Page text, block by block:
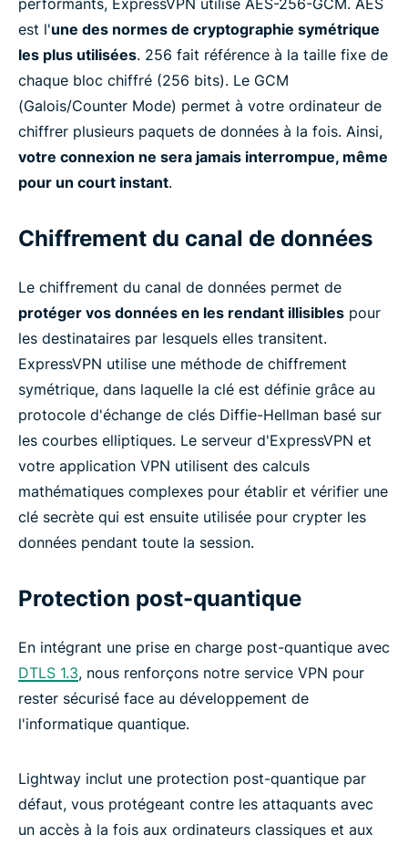
performants, ExpressVPN utilise AES-256-GCM. AES
est l'une des normes de cryptographie symétrique
les plus utilisées. 256 fait référence à la taille fixe de
chaque bloc chiffré (256 bits). Le GCM
(Galois/Counter Mode) permet à votre ordinateur de
chiffrer plusieurs paquets de données à la fois. Ainsi,
votre connexion ne sera jamais interrompue, même
pour un court instant.
Chiffrement du canal de données
Le chiffrement du canal de données permet de
protéger vos données en les rendant illisibles pour
les destinataires par lesquels elles transitent.
ExpressVPN utilise une méthode de chiffrement
symétrique, dans laquelle la clé est définie grâce au
protocole d'échange de clés Diffie-Hellman basé sur
les courbes elliptiques. Le serveur d'ExpressVPN et
votre application VPN utilisent des calculs
mathématiques complexes pour établir et vérifier une
clé secrète qui est ensuite utilisée pour crypter les
données pendant toute la session.
Protection post-quantique
En intégrant une prise en charge post-quantique avec
DTLS 1.3, nous renforçons notre service VPN pour
rester sécurisé face au développement de
l'informatique quantique.
Lightway inclut une protection post-quantique par
défaut, vous protégeant contre les attaquants avec
un accès à la fois aux ordinateurs classiques et aux